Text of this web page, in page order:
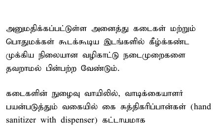
அனுமதிக்கப்பட்டுள்ள அனைத்து கடைகள் மற்றும்
பொதுமக்கள் கூடக்கூடிய இடங்களில் கீழ்க்கண்ட
முக்கிய நிலையான வழிகாட்டு நடைமுறைகளை
தவறாமல் பின்பற்ற வேண்டும்.
கடைகளின் நுழைவு வாயிலில், வாடிக்கையாளர்
பயன்படுத்தும் வகையில் கை சுத்திகரிப்பான்கள் (hand
sanitizer with dispenser) கட்டாயமாக